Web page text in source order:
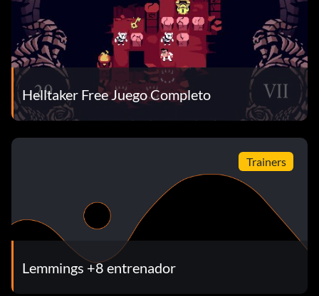
Helltaker Free Juego Completo
Trainers
Lemmings +8 entrenador